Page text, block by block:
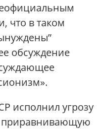
что в таком
обсуждение
исполнил угрозу
приравнивающую